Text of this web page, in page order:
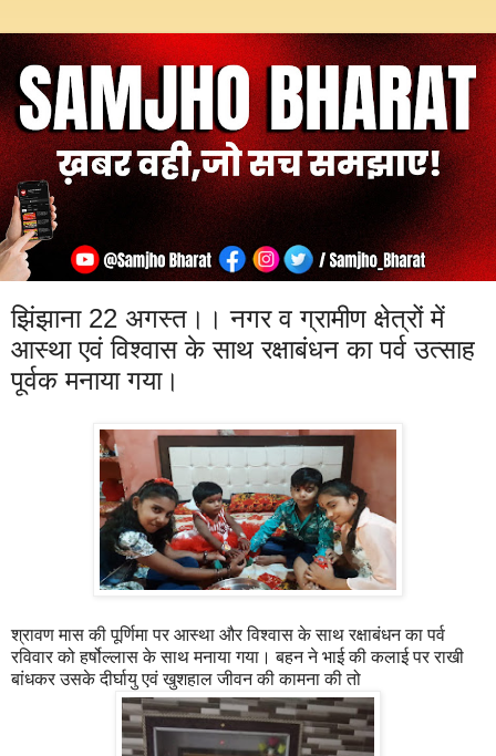
झिंझाना 22 अगस्त।। नगर व ग्रामीण क्षेत्रों में
आस्था एवं विश्वास के साथ रक्षाबंधन का पर्व उत्साह
पूर्वक मनाया गया।
श्रावण मास की पूर्णिमा पर आस्था और विश्वास के साथ रक्षाबंधन का पर्व
रविवार को हर्षोल्लास के साथ मनाया गया। बहन ने भाई की कलाई पर राखी
बांधकर उसके दीर्घायु एवं खुशहाल जीवन की कामना की तो